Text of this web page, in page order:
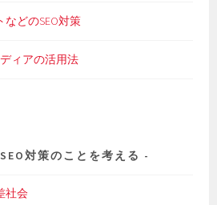
どのSEO対策
ィアの活用法
対策のことを考える
社会